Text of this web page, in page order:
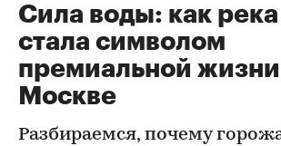
Сила воды: как
стала символом
премиальной жизни
Москве
Разбираемся, почему